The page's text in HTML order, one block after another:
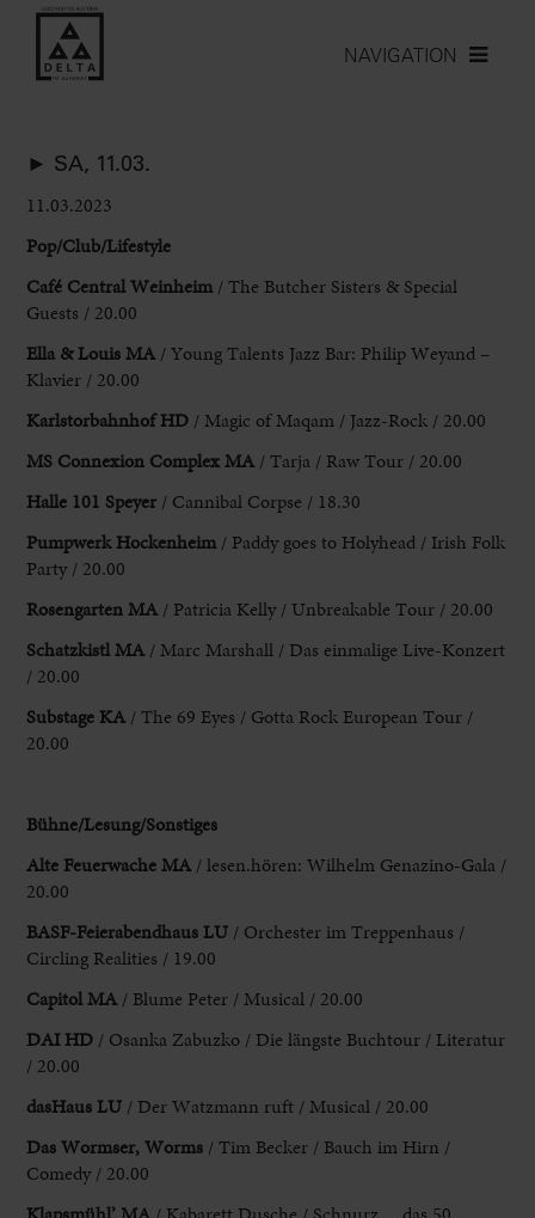
NAVIGATION
► SA, 11.03.
11.03.2023
Pop/Club/Lifestyle
Café Central Weinheim / The Butcher Sisters & Special
Guests / 20.00
Ella & Louis MA / Young Talents Jazz Bar: Philip Weyand –
Klavier / 20.00
Karlstorbahnhof HD / Magic of Maqam / Jazz-Rock / 20.00
MS Connexion Complex MA / Tarja / Raw Tour / 20.00
Halle 101 Speyer / Cannibal Corpse / 18.30
Pumpwerk Hockenheim / Paddy goes to Holyhead / Irish Folk
Party / 20.00
Rosengarten MA / Patricia Kelly / Unbreakable Tour / 20.00
Schatzkistl MA / Marc Marshall / Das einmalige Live-Konzert
/ 20.00
Substage KA / The 69 Eyes / Gotta Rock European Tour /
20.00
Bühne/Lesung/Sonstiges
Alte Feuerwache MA / lesen.hören: Wilhelm Genazino-Gala /
20.00
BASF-Feierabendhaus LU / Orchester im Treppenhaus /
Circling Realities / 19.00
Capitol MA / Blume Peter / Musical / 20.00
DAI HD / Osanka Zabuzko / Die längste Buchtour / Literatur
/ 20.00
dasHaus LU / Der Watzmann ruft / Musical / 20.00
Das Wormser, Worms / Tim Becker / Bauch im Hirn /
Comedy / 20.00